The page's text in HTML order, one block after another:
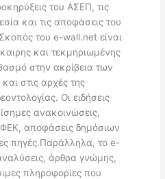
του ΑΣΕΠ, τις
και τις αποφάσεις του
του e-wall.net είναι
και τεκμηριωμένης
στην ακρίβεια των
στις αρχές της
Οι ειδήσεις
ανακοινώσεις,
αποφάσεις δημόσιων
πηγές.Παράλληλα, το e-
άρθρα γνώμης,
πληροφορίες που